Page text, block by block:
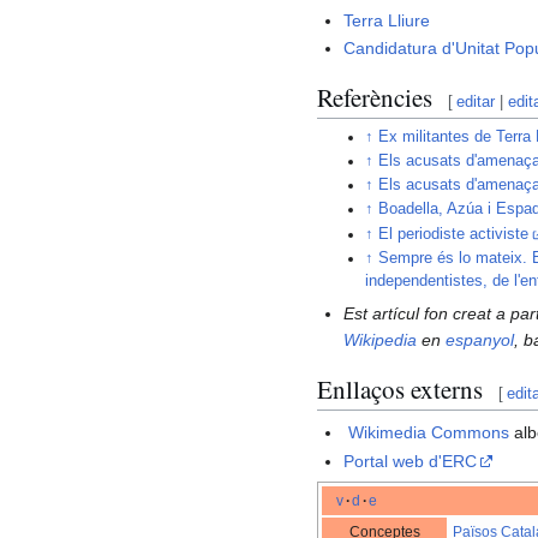
Terra Lliure
Candidatura d'Unitat
Referències [ editar |
↑ Ex militantes de
↑ Els acusats
↑ Els acusats
↑ Boadella, Azúa i
↑ El periodiste activiste
↑ Sempre és lo mateix.
independentistes, de
Est artícul fon creat a
Wikipedia enespanyol,
Enllaços externs [
Wikimedia Commons
Portal web d'ERC
v·d ·e
Conceptes
Països